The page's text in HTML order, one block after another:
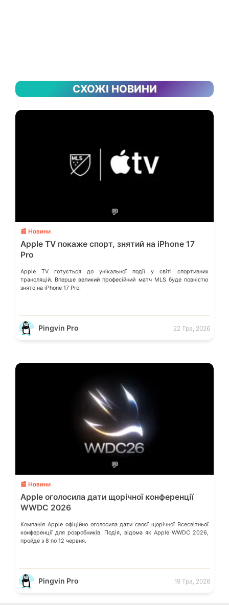
СХОЖІ НОВИНИ
💬
📰 Новини
Apple TV покаже спорт, знятий на iPhone 17
Pro
Apple TV готується до унікальної події у світі спортивних
трансляцій. Вперше великий професійний матч MLS буде повністю
знято на iPhone 17 Pro.
Pingvin Pro 22 Тра, 2026
💬
📰 Новини
Apple оголосила дати щорічної конференції
WWDC 2026
Компанія Apple офіційно оголосила дати своєї щорічної Всесвітньої
конференції для розробників. Подія, відома як Apple WWDC 2026,
пройде з 8 по 12 червня.
Pingvin Pro 19 Тра, 2026